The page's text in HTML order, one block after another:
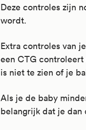
Deze controles zijn
wordt.
Extra controles van
een CTG controleert
is niet te zien of je
Als je de baby
belangrijk dat je